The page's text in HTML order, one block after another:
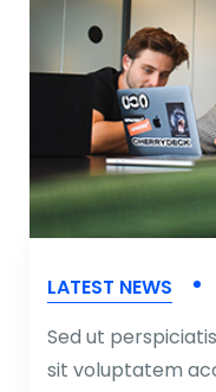
LATEST NEWS
Sed ut
sit voluptatem